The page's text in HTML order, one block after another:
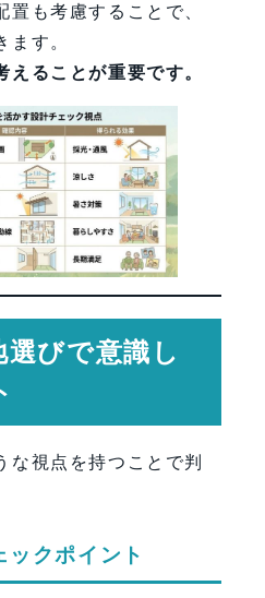
置も考慮することで、
ます。
えることが重要です。
びで意識し
な視点を持つことで判
ックポイント